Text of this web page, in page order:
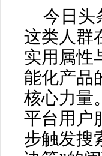
今日头
这类人群
实用属性
能化产品
核心力量
平台用户
步触发搜